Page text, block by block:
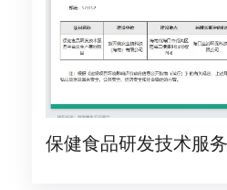
保健食品研发技术服